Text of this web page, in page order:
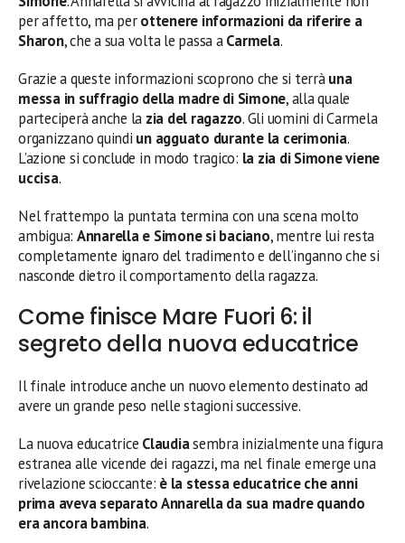
per affetto, ma perottenere informazioni da riferire a
Sharon, che a sua volta le passa aCarmela.
Grazie a queste informazioni scoprono che si terràuna
messa in suffragio della madre di Simone, alla quale
parteciperà anche la zia del ragazzo. Gli uomini di Carmela
organizzano quindi un agguato durante la cerimonia.
L’azione si conclude in modo tragico: la zia di Simone viene
uccisa.
Nel frattempo la puntata termina con una scena molto
ambigua: Annarella e Simone si baciano, mentre lui resta
completamente ignaro del tradimento e dell’inganno che si
nasconde dietro il comportamento della ragazza.
Come finisce Mare Fuori 6: il
segreto della nuova educatrice
Il finale introduce anche un nuovo elemento destinato ad
avere un grande peso nelle stagioni successive.
La nuova educatrice Claudiasembra inizialmente una figura
estranea alle vicende dei ragazzi, ma nel finale emerge una
rivelazione scioccante: è la stessa educatrice che anni
prima aveva separato Annarella da sua madre quando
era ancora bambina.